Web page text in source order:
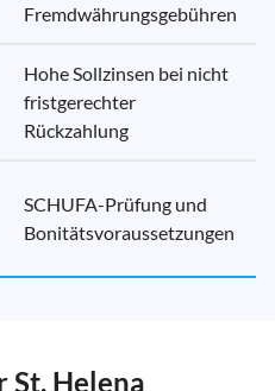
Fremdwährungsgebühren
Hohe Sollzinsen bei nicht
fristgerechter
Rückzahlung
SCHUFA-Prüfung und
Bonitätsvoraussetzungen
Helena